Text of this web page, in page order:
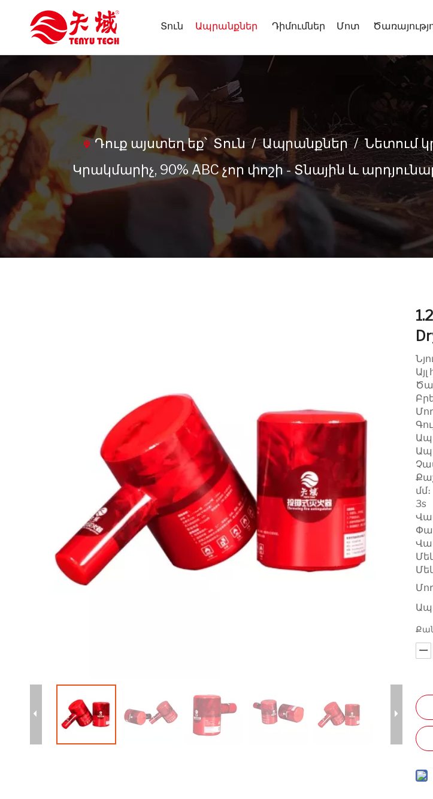
Տուն Ապրանքներ Դիմումներ Մոտ
Դուք այստեղ եք՝ Տուն /Ապրանքներ /Նետում
Կրակմարիչ, 90% ABC չոր փոշի - Տնային և
մմ։
3s